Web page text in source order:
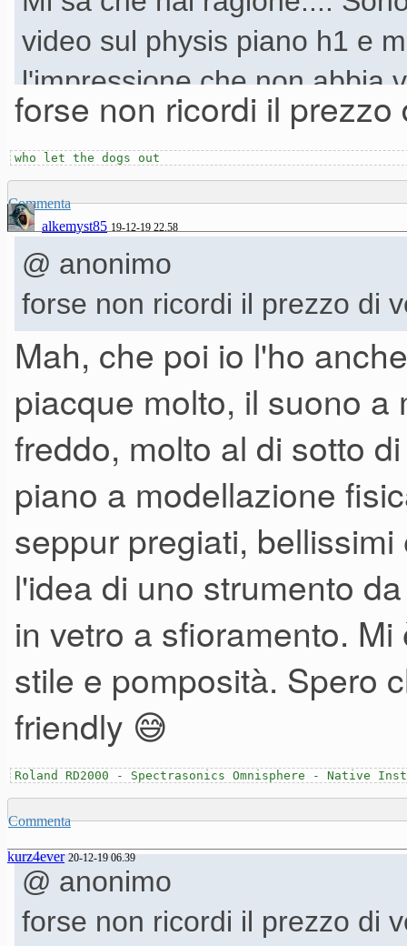
video sul physis piano h1 e
l'impressione che non abbia
forse non ricordi il prezzo
who let the dogs out
Commenta
alkemyst85 19-12-19 22.58
@ anonimo
forse non ricordi il prezzo di
Mah, che poi io l'ho
piacque molto, il suono
freddo, molto al di sotto
piano a modellazione
seppur pregiati,
l'idea di uno strumento
in vetro a sfioramento.
stile e pomposità. Spero
friendly 😅
Roland RD2000 - Spectrasonics Omnisphere - Native
Commenta
kurz4ever 20-12-19 06.39
@ anonimo
forse non ricordi il prezzo di